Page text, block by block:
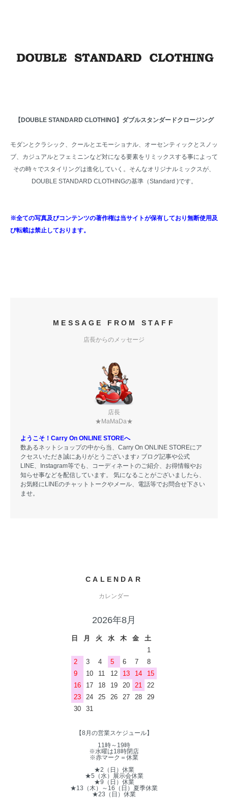
【DOUBLE STANDARD CLOTHING】ダブルスタンダードクロージング
モダンとクラシック、クールとエモーショナル、オーセンティックとスノッ
ブ、カジュアルとフェミニンなど対になる要素をリミックスする事によって
その時々でスタイリングは進化していく。そんなオリジナルミックスが、
DOUBLE STANDARD CLOTHINGの基準（Standard )です。
※全ての写真及びコンテンツの著作権は当サイトが保有しており無断使用及
び転載は禁止しております。
MESSAGE FROM STAFF
店長からのメッセージ
店長
★MaMaDa★
ようこそ！Carry On ONLINE STOREへ
数あるネットショップの中から当、Carry On ONLINE STOREにア
クセスいただき誠にありがとうございます♪ ブログ記事や公式
LINE、Instagram等でも、コーディネートのご紹介、お得情報やお
知らせ事などを配信しています。 気になることがございましたら、
お気軽にLINEのチャットトークやメール、電話等でお問合せ下さい
ませ。
CALENDAR
カレンダー
2026年8月
日 月 火 水 木 金
土
1
2
3 4 5 6 7
8
9
10 11 12 13 14
15
16
17 18 19 20 21
22
23
24 25 26 27 28
29
30
31
【8月の営業スケジュール】
11時～19時
※水曜は18時閉店
※赤マーク＝休業
★2（日）休業
★5（水）展示会休業
★9（日）休業
★13（木）～16（日）夏季休業
★23（日）休業